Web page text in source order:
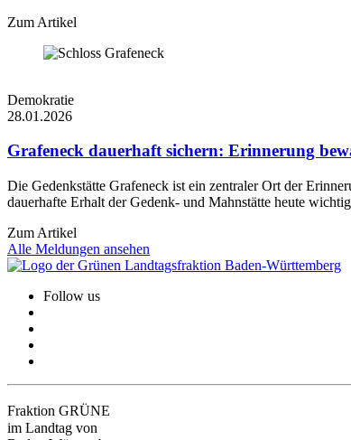
Zum Artikel
Demokratie
28.01.2026
Grafeneck dauerhaft sichern: Erinnerung
Die Gedenkstätte Grafeneck ist ein zentraler Ort der
dauerhafte Erhalt der Gedenk- und Mahnstätte heute
Zum Artikel
Alle Meldungen ansehen
Follow us
Fraktion GRÜNE
im Landtag von